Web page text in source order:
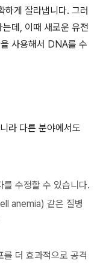
하게 잘라냅니다. 그러
데, 이때 새로운 유전
사용해서 DNA를 수
라 다른 분야에서도
를 수정할 수 있습니다.
anemia) 같은 질병
를 더 효과적으로 공격